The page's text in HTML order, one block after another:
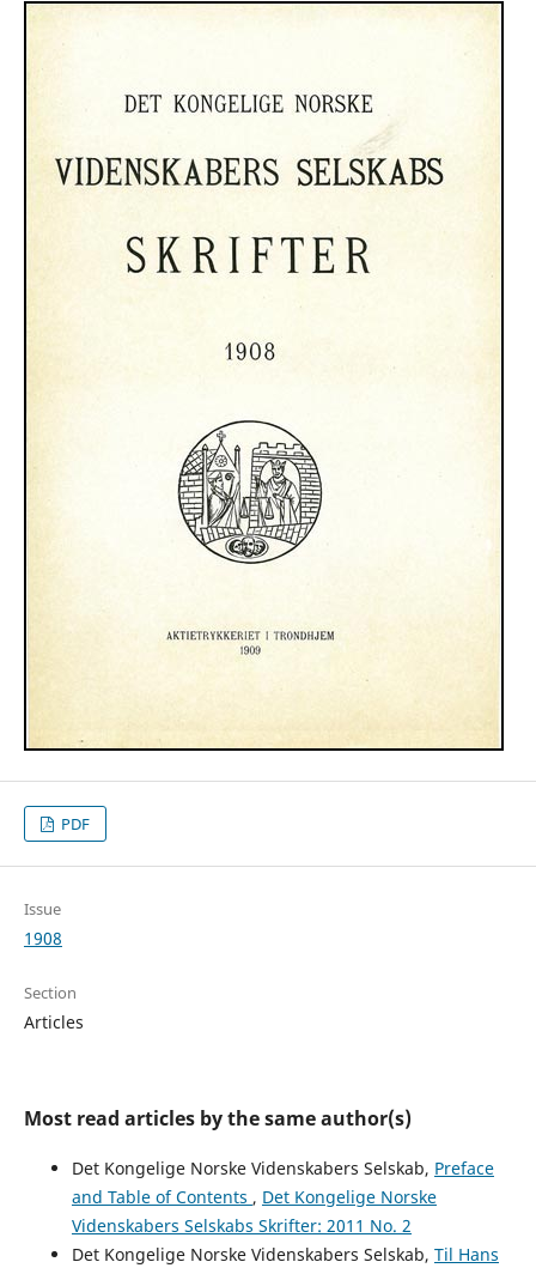
PDF
Issue
1908
Section
Articles
Most read articles by the same author(s)
Det Kongelige Norske Videnskabers Selskab, Preface
and Table of Contents , Det Kongelige Norske
Videnskabers Selskabs Skrifter: 2011 No. 2
Det Kongelige Norske Videnskabers Selskab, Til Hans